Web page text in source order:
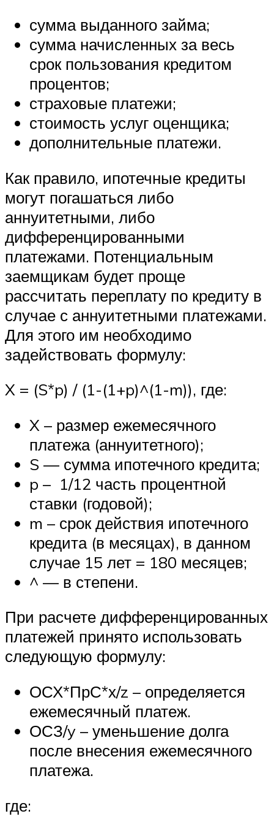
сумма выданного займа;
сумма начисленных за весь
срок пользования кредитом
процентов;
страховые платежи;
стоимость услуг оценщика;
дополнительные платежи.
Как правило, ипотечные кредиты
могут погашаться либо
аннуитетными, либо
дифференцированными
платежами. Потенциальным
заемщикам будет проще
рассчитать переплату по кредиту в
случае с аннуитетными платежами.
Для этого им необходимо
задействовать формулу:
X = (S*p) / (1-(1+p)^(1-m)), где:
X – размер ежемесячного
платежа (аннуитетного);
S — сумма ипотечного кредита;
p – 1/12 часть процентной
ставки (годовой);
m – срок действия ипотечного
кредита (в месяцах), в данном
случае 15 лет = 180 месяцев;
^ — в степени.
При расчете дифференцированных
платежей принято использовать
следующую формулу:
ОСХ*ПрС*х/z – определяется
ежемесячный платеж.
ОСЗ/y – уменьшение долга
после внесения ежемесячного
платежа.
где: